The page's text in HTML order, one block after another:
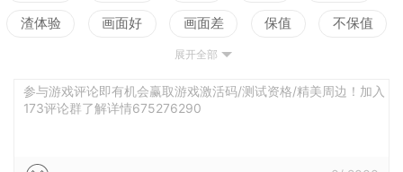
通过他的神来之笔为玩家编写制作了数个精彩绝伦的
任务。同时电视剧中的那些著名角色都将在游戏中出
目前，完美时空同期已经成功运营《完美世
渣体验 画面好 画面差 保值 不保值
测试
引导清晰 引导混乱 平衡佳 平衡差
展开全部
参与游戏评论即有机会赢取游戏激活码/测试资格/精美周边！加入
173评论群了解详情675276290